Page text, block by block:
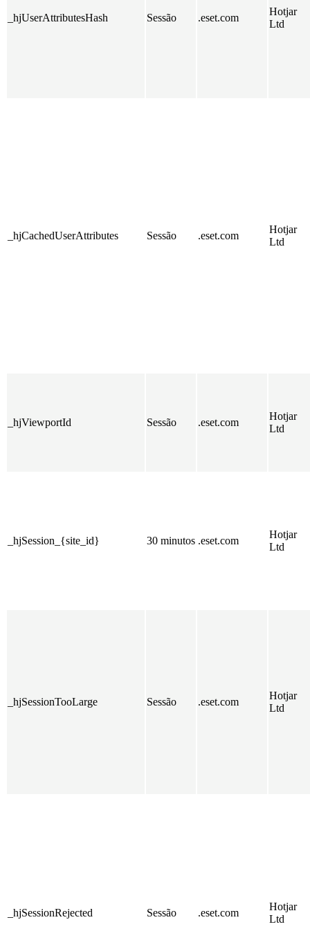
_hjUserAttributesHash Sessão .eset.com
Hotjar
Ltd
_hjCachedUserAttributes Sessão .eset.com
Hotjar
Ltd
_hjViewportId Sessão .eset.com
Hotjar
Ltd
_hjSession_{site_id} 30 minutos .eset.com
Hotjar
Ltd
_hjSessionTooLarge Sessão .eset.com
Hotjar
Ltd
_hjSessionRejected Sessão .eset.com
Hotjar
Ltd